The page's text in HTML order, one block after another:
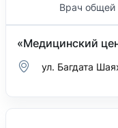
Врач общей
«Медицинский
ул. Багдата